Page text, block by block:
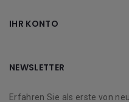
IHR KONTO
NEWSLETTER
Erfahren Sie als erste von